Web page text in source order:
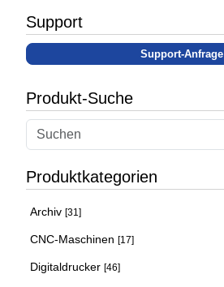
Support
Support-Anfrage
Produkt-Suche
Produktkategorien
Archiv [31]
CNC-Maschinen [17]
Digitaldrucker [46]